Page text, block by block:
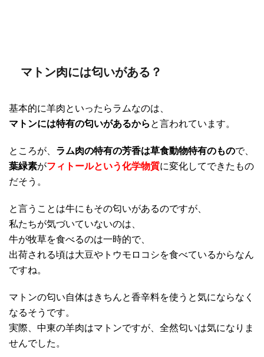
マトン肉には匂いがある？
基本的に羊肉といったらラムなのは、
マトンには特有の匂いがあるから と言われています。
ところが、 ラム肉の特有の芳香は草食動物特有のもので、
葉緑素がフィトールという化学物質に変化してできたもの
だそう。
と言うことは牛にもその匂いがあるのですが、
私たちが気づいていないのは、
牛が牧草を食べるのは一時的で、
出荷される頃は大豆やトウモロコシを食べているからなん
ですね。
マトンの匂い自体はきちんと香辛料を使うと気にならなく
なるそうです。
実際、中東の羊肉はマトンですが、全然匂いは気になりま
せんでした。